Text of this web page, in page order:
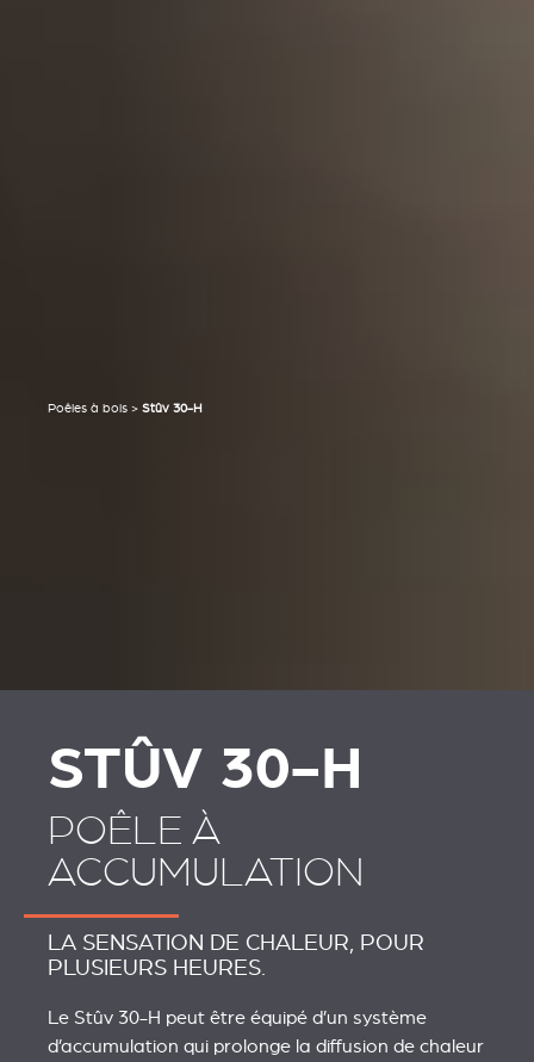
Poêles à bois > Stûv 30-H
STÛV 30-H
POÊLE À
ACCUMULATION
LA SENSATION DE CHALEUR, POUR
PLUSIEURS HEURES.
Le Stûv 30-H peut être équipé d’un système
d’accumulation qui prolonge la diffusion de chaleur